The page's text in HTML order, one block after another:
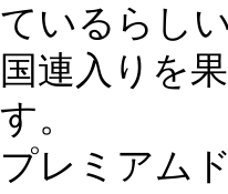
ているらし
国連入りを
す。
プレミアム